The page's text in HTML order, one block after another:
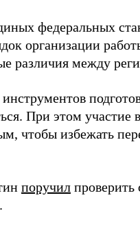
федеральных
организации
различия между
При этом участие в
чтобы избежать
поручил проверить